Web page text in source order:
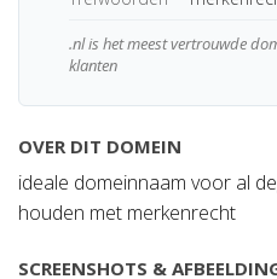
.nl is het meest vertrouwde
klanten
OVER DIT DOMEIN
ideale domeinnaam voor al
houden met merkenrecht
SCREENSHOTS &